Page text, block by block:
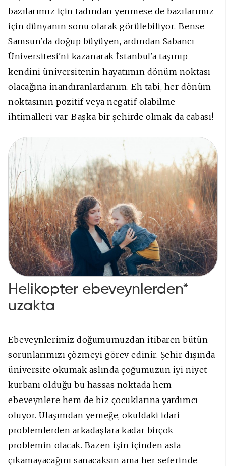
bazılarımız için tadından yenmese de bazılarımız
için dünyanın sonu olarak görülebiliyor. Bense
Samsun'da doğup büyüyen, ardından Sabancı
Üniversitesi'ni kazanarak İstanbul'a taşınıp
kendini üniversitenin hayatımın dönüm noktası
olacağına inandıranlardanım. Eh tabi, her dönüm
noktasının pozitif veya negatif olabilme
ihtimalleri var. Başka bir şehirde olmak da cabası!
Helikopter ebeveynlerden*
uzakta
Ebeveynlerimiz doğumumuzdan itibaren bütün
sorunlarımızı çözmeyi görev edinir. Şehir dışında
üniversite okumak aslında çoğumuzun iyi niyet
kurbanı olduğu bu hassas noktada hem
ebeveynlere hem de biz çocuklarına yardımcı
oluyor. Ulaşımdan yemeğe, okuldaki idari
problemlerden arkadaşlara kadar birçok
problemin olacak. Bazen işin içinden asla
çıkamayacağını sanacaksın ama her seferinde